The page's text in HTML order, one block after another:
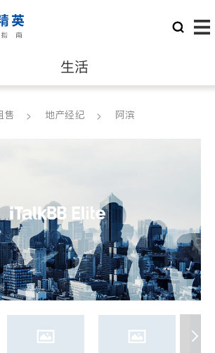
生活
律师
非盈利组织
售 地产经纪 阿滨